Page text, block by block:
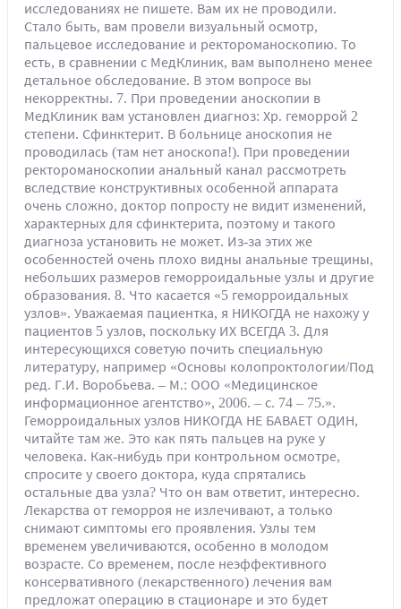
исследованиях не пишете. Вам их не проводили.
Стало быть, вам провели визуальный осмотр,
пальцевое исследование и ректороманоскопию. То
есть, в сравнении с МедКлиник, вам выполнено менее
детальное обследование. В этом вопросе вы
некорректны. 7. При проведении аноскопии в
МедКлиник вам установлен диагноз: Хр. геморрой 2
степени. Сфинктерит. В больнице аноскопия не
проводилась (там нет аноскопа!). При проведении
ректороманоскопии анальный канал рассмотреть
вследствие конструктивных особенной аппарата
очень сложно, доктор попросту не видит изменений,
характерных для сфинктерита, поэтому и такого
диагноза установить не может. Из-за этих же
особенностей очень плохо видны анальные трещины,
небольших размеров геморроидальные узлы и другие
образования. 8. Что касается «5 геморроидальных
узлов». Уважаемая пациентка, я НИКОГДА не нахожу у
пациентов 5 узлов, поскольку ИХ ВСЕГДА 3. Для
интересующихся советую почить специальную
литературу, например «Основы колопроктологии/Под
ред. Г.И. Воробьева. – М.: ООО «Медицинское
информационное агентство», 2006. – с. 74 – 75.».
Геморроидальных узлов НИКОГДА НЕ БАВАЕТ ОДИН,
читайте там же. Это как пять пальцев на руке у
человека. Как-нибудь при контрольном осмотре,
спросите у своего доктора, куда спрятались
остальные два узла? Что он вам ответит, интересно.
Лекарства от геморроя не излечивают, а только
снимают симптомы его проявления. Узлы тем
временем увеличиваются, особенно в молодом
возрасте. Со временем, после неэффективного
консервативного (лекарственного) лечения вам
предложат операцию в стационаре и это будет